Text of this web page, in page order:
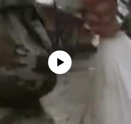
No media source currently available